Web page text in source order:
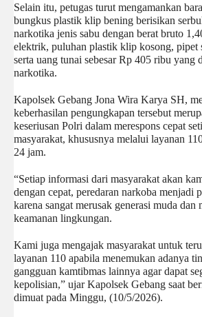
Selain itu, petugas turut mengamankan
bungkus plastik klip bening berisikan
narkotika jenis sabu dengan berat bruto
elektrik, puluhan plastik klip kosong, pipet
serta uang tunai sebesar Rp 405 ribu yang
narkotika.
Kapolsek Gebang Jona Wira Karya SH,
keberhasilan pengungkapan tersebut
keseriusan Polri dalam merespons cepat
masyarakat, khususnya melalui layanan
24 jam.
“Setiap informasi dari masyarakat akan
dengan cepat, peredaran narkoba menjadi
karena sangat merusak generasi muda dan
keamanan lingkungan.
Kami juga mengajak masyarakat untuk
layanan 110 apabila menemukan adanya
gangguan kamtibmas lainnya agar dapat
kepolisian,” ujar Kapolsek Gebang saat
dimuat pada Minggu, (10/5/2026).